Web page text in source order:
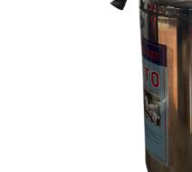
MỎ LẾT RĂNG CÁN THÉP
60mm, LOẠI DÙNG CÔNG
Nguyễn Thị Bích Trang
MỎ LẾT RĂNG CÁN THÉP
60mm, LOẠI DÙNG CÔNG
(Huyện Phù